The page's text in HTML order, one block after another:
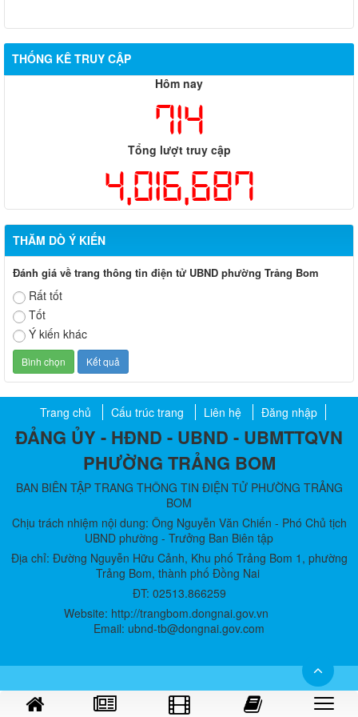
THỐNG KÊ TRUY CẬP
Hôm nay
714
Tổng lượt truy cập
4,016,687
THĂM DÒ Ý KIẾN
Đánh giá về trang thông tin điện tử UBND phường Trảng Bom
Rất tốt
Tốt
Ý kiến khác
Trang chủ Cấu trúc trang Liên hệ Đăng nhập
ĐẢNG ỦY - HĐND - UBND - UBMTTQVN
PHƯỜNG TRẢNG BOM
BAN BIÊN TẬP TRANG THÔNG TIN ĐIỆN TỬ PHƯỜNG TRẢNG
BOM
Chịu trách nhiệm nội dung: Ông Nguyễn Văn Chiến - Phó Chủ tịch
UBND phường - Trưởng Ban Biên tập
Địa chỉ: Đường Nguyễn Hữu Cảnh, Khu phố Trảng Bom 1, phường
Trảng Bom, thành phố Đồng Nai
ĐT: 02513.866259
Website: http://trangbom.dongnai.gov.vn
Email: ubnd-tb@dongnai.gov.com